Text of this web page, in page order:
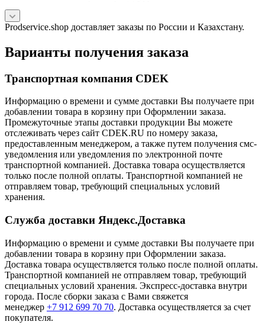
Prodservice.shop доставляет заказы по России и Казахстану.
Варианты получения заказа
Транспортная компания CDEK
Информацию о времени и сумме доставки Вы получаете при
добавлении товара в корзину при Оформлении заказа.
Промежуточные этапы доставки продукции Вы можете
отслеживать через сайт CDEK.RU по номеру заказа,
предоставленным менеджером, а также путем получения смс-
уведомления или уведомления по электронной почте
транспортной компанией. Доставка товара осуществляется
только после полной оплаты. Транспортной компанией не
отправляем товар, требующий специальных условий
хранения.
Служба доставки Яндекс.Доставка
Информацию о времени и сумме доставки Вы получаете при
добавлении товара в корзину при Оформлении заказа.
Доставка товара осуществляется только после полной оплаты.
Транспортной компанией не отправляем товар, требующий
специальных условий хранения. Экспресс-доставка внутри
города. После сборки заказа с Вами свяжется
менеджер +7 912 699 70 70. Доставка осуществляется за счет
покупателя.